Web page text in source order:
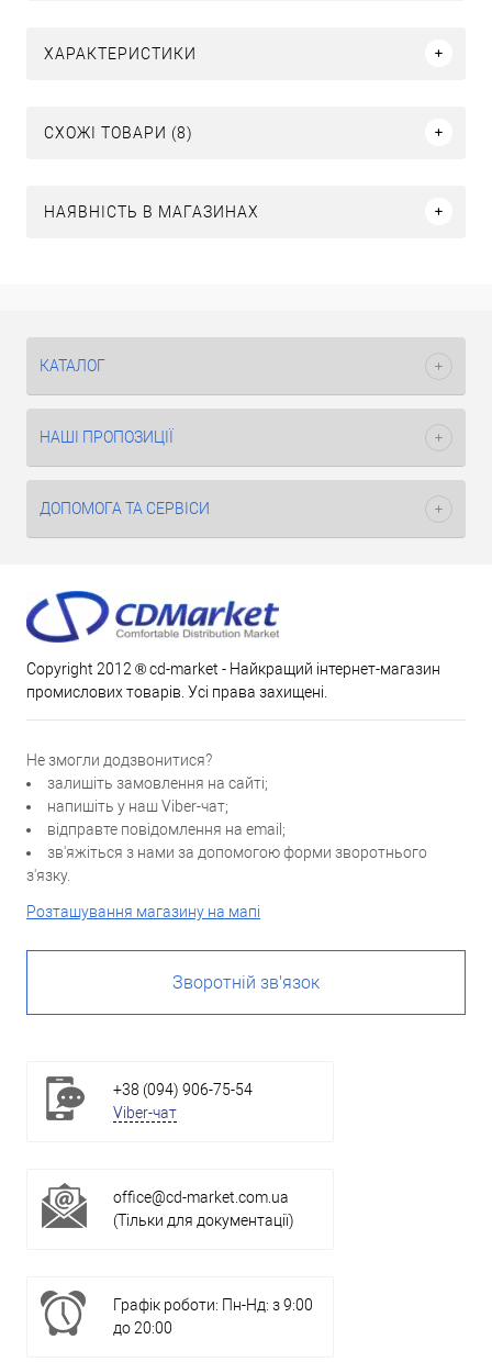
ХАРАКТЕРИСТИКИ
СХОЖІ ТОВАРИ (8)
НАЯВНІСТЬ В МАГАЗИНАХ
КАТАЛОГ
НАШІ ПРОПОЗИЦІЇ
ДОПОМОГА ТА СЕРВІСИ
Copyright 2012 ® cd-market - Найкращий інтернет-магазин
промислових товарів. Усі права захищені.
Не змогли додзвонитися?
залишіть замовлення на сайті;
напишіть у наш Viber-чат;
відправте повідомлення на email;
зв'яжіться з нами за допомогою форми зворотнього
з'язку.
Розташування магазину на мапі
Зворотній зв'язок
+38 (094) 906-75-54
Viber-чат
office@cd-market.com.ua
(Тільки для документації)
Графік роботи: Пн-Нд: з 9:00
до 20:00